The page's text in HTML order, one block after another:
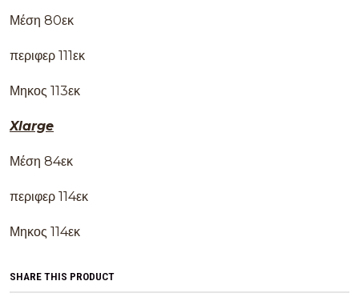
Μέση 80εκ
περιφερ 111εκ
Μηκος 113εκ
Xlarge
Μέση 84εκ
περιφερ 114εκ
Μηκος 114εκ
SHARE THIS PRODUCT